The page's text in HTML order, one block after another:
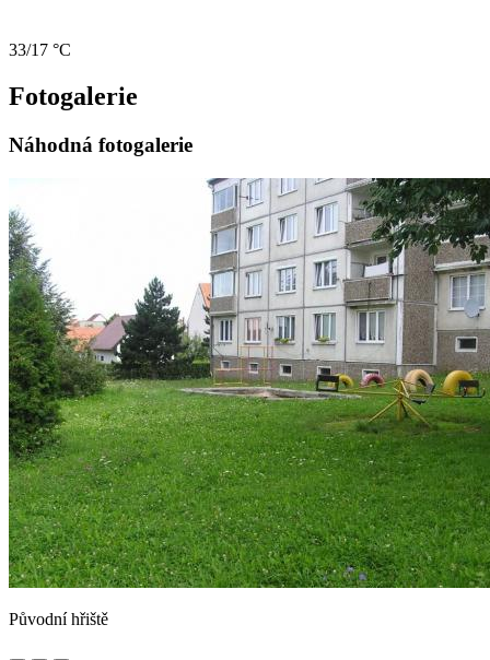
33/17 °C
Fotogalerie
Náhodná fotogalerie
Původní hřiště